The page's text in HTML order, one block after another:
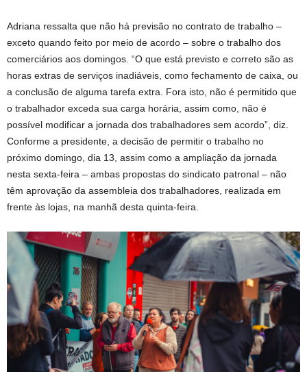
Adriana ressalta que não há previsão no contrato de trabalho –
exceto quando feito por meio de acordo – sobre o trabalho dos
comerciários aos domingos. “O que está previsto e correto são as
horas extras de serviços inadiáveis, como fechamento de caixa, ou
a conclusão de alguma tarefa extra. Fora isto, não é permitido que
o trabalhador exceda sua carga horária, assim como, não é
possível modificar a jornada dos trabalhadores sem acordo”, diz.
Conforme a presidente, a decisão de permitir o trabalho no
próximo domingo, dia 13, assim como a ampliação da jornada
nesta sexta-feira – ambas propostas do sindicato patronal – não
têm aprovação da assembleia dos trabalhadores, realizada em
frente às lojas, na manhã desta quinta-feira.